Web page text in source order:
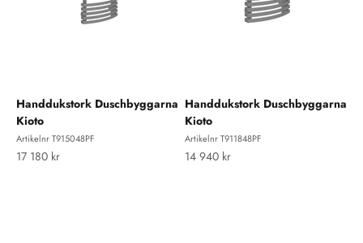
Handdukstork Duschbyggarna
Kioto
Artikelnr T915048PF
REA-pris
17 180 kr
Handdukstork Duschbyggarna
Kioto
Artikelnr T911848PF
REA-pris
14 940 kr